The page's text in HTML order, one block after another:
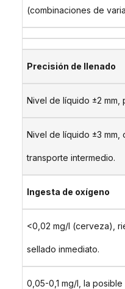
(combinaciones de
Precisión de llenado
Nivel de líquido ±2 mm,
Nivel de líquido ±3
transporte intermedio.
Ingesta de oxígeno
<0,02 mg/l (cerveza),
sellado inmediato.
0,05-0,1 mg/l, la